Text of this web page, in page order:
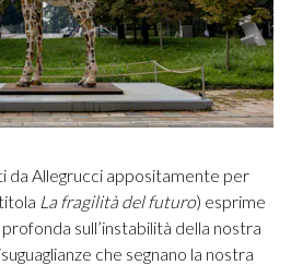
da Allegrucci appositamente per
La fragilità del futuro) esprime
sull’instabilità della nostra
che segnano la nostra